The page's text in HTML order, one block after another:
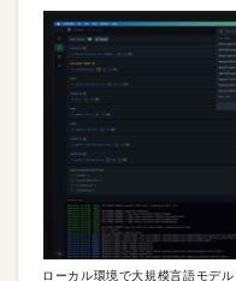
ローカル環境で大規模言語モデ